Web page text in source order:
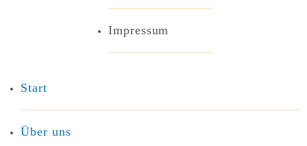
Impressum
Start
Über uns